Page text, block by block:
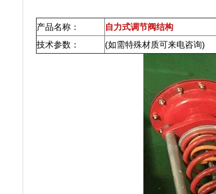
产品名称：
自力式调节阀结构
技术参数：
(如需特殊材质可来电咨询)